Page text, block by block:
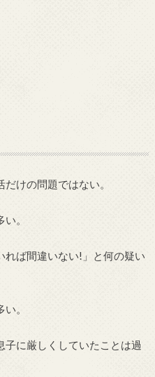
けの問題ではない。
。
れば間違いない!」と何の疑い
。
に厳しくしていたことは過